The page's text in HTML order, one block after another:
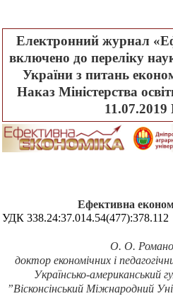
Електронний журнал
включено до переліку
України з питань
Наказ Міністерства
Ефективна
УДК 338.24:37.014.54(477):378.112
О. О.
доктор економічних і
Українсько-американський
”Вісконсінський Міжнародний